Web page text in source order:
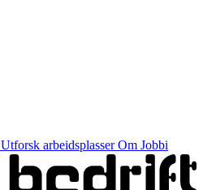
Utforsk arbeidsplasserOm Jobbi